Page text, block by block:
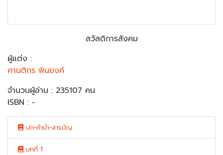
สวัสดิการสังคม
ผู้แต่ง :
ศานติกร พินยงค์
จำนวนผู้อ่าน : 235107 คน
ISBN : -
ปก-คำนำ-สารบัญ
บทที่ 1